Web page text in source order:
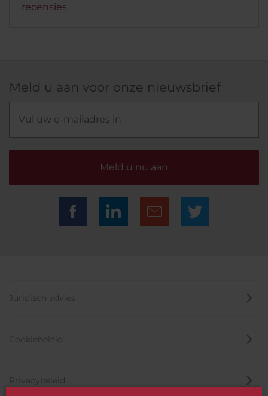
recensies
Meld u aan voor onze nieuwsbrief
Meld u nu aan
Juridisch advies
Cookiebeleid
Privacybeleid